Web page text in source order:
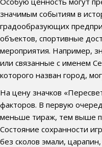
значимым событиям в
градообразующих
объектов, спортивные
мероприятия. Например,
или связанные с именем
которого назван город,
На цену значков
факторов. В первую
меньше тираж, тем выше
Состояние сохранности
без сколов эмали,